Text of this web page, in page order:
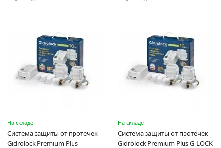
На складе
Система защиты от протечек
Gidrоlock Premium Plus
На складе
Система защиты от протечек
Gidrоlock Premium Plus G-LOCK